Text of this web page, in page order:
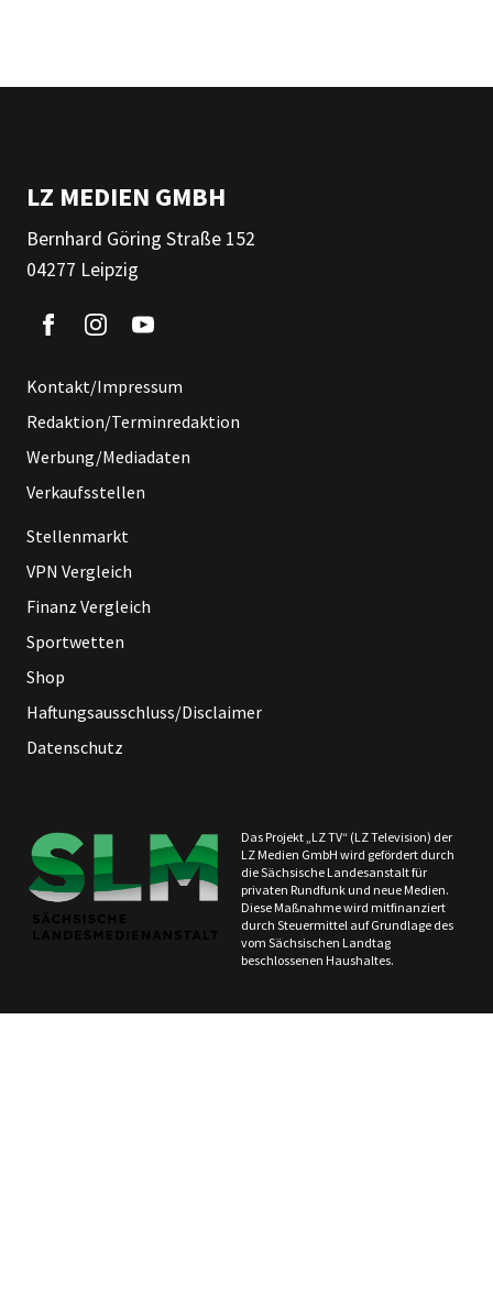
LZ MEDIEN GMBH
Bernhard Göring Straße 152
04277 Leipzig
Kontakt/Impressum
Redaktion/Terminredaktion
Werbung/Mediadaten
Verkaufsstellen
Stellenmarkt
VPN Vergleich
Finanz Vergleich
Sportwetten
Shop
Haftungsausschluss/Disclaimer
Datenschutz
Das Projekt „LZ TV“ (LZ Television) der
LZ Medien GmbH wird gefördert durch
die Sächsische Landesanstalt für
privaten Rundfunk und neue Medien.
Diese Maßnahme wird mitfinanziert
durch Steuermittel auf Grundlage des
vom Sächsischen Landtag
beschlossenen Haushaltes.